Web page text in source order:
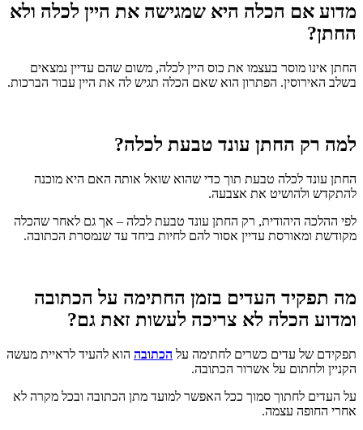
מדוע אם הכלה היא שמגישה את היין לכלה ולא
החתן?
החתן אינו מוסר בעצמו את כוס היין לכלה, משום שהם עדיין נמצאים
בשלב האירוסין. הפתרון הוא שאם הכלה תגיש לה את היין עבור הברכות.
למה רק החתן עונד טבעת לכלה?
החתן עונד לכלה טבעת תוך כדי שהוא שואל אותה האם היא מוכנה
להתקדש ולהושיט את אצבעה.
לפי ההלכה היהודית, רק החתן עונד טבעת לכלה – אך גם לאחר שהכלה
מקודשת ומאורסת עדיין אסור להם לחיות ביחד עד שנמסרת הכתובה.
מה תפקיד העדים בזמן החתימה על הכתובה
ומדוע הכלה לא צריכה לעשות זאת גם?
תפקידם של עדים כשרים לחתימה על הכתובה הוא להעיד לראיית מעשה
הקניין ולחתום על אשרור הכתובה.
על העדים לחתוך סמוך ככל האפשר למועד מתן הכתובה ובכל מקרה לא
אחרי החופה עצמה.